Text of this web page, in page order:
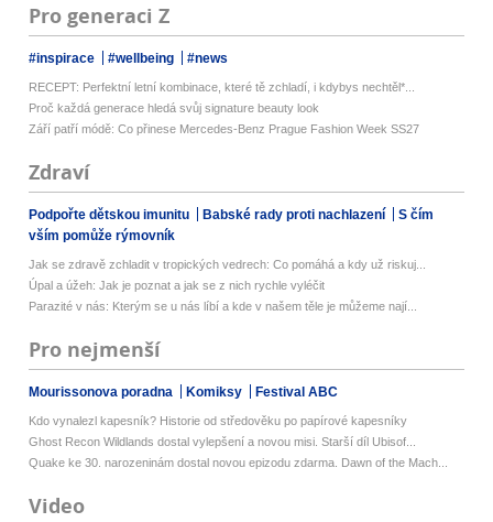
Pro generaci Z
#inspirace #wellbeing #news
RECEPT: Perfektní letní kombinace, které tě zchladí, i kdybys nechtěl*...
Proč každá generace hledá svůj signature beauty look
Září patří módě: Co přinese Mercedes-Benz Prague Fashion Week SS27
Zdraví
Podpořte dětskou imunitu Babské rady proti nachlazení
S čím
vším pomůže rýmovník
Jak se zdravě zchladit v tropických vedrech: Co pomáhá a kdy už riskuj...
Úpal a úžeh: Jak je poznat a jak se z nich rychle vyléčit
Parazité v nás: Kterým se u nás líbí a kde v našem těle je můžeme nají...
Pro nejmenší
Mourissonova poradna Komiksy Festival ABC
Kdo vynalezl kapesník? Historie od středověku po papírové kapesníky
Ghost Recon Wildlands dostal vylepšení a novou misi. Starší díl Ubisof...
Quake ke 30. narozeninám dostal novou epizodu zdarma. Dawn of the Mach...
Video